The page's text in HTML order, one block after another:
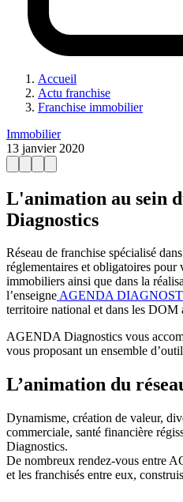
Accueil
Actu franchise
Franchise immobilier
Immobilier
13 janvier 2020
L'animation au sein
Diagnostics
Réseau de franchise spécialisé
réglementaires et obligatoires pour
immobiliers ainsi que dans la
l’enseigneAGENDA
territoire national et dans les DOM
AGENDA Diagnostics vous
vous proposant un ensemble
L’animation du
Dynamisme, création de valeur,
commerciale, santé financière
Diagnostics.
De nombreux rendez-vous entre
et les franchisés entre eux,